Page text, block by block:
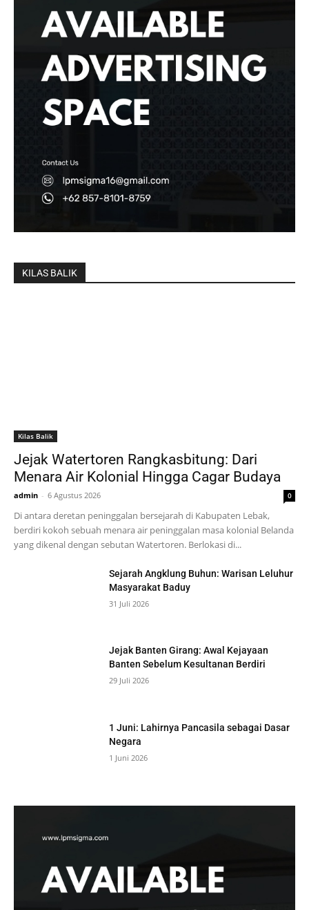
KILAS BALIK
Kilas Balik
Jejak Watertoren Rangkasbitung: Dari
Menara Air Kolonial Hingga Cagar Budaya
admin - 6 Agustus 2026 0
Di antara deretan peninggalan bersejarah di Kabupaten Lebak,
berdiri kokoh sebuah menara air peninggalan masa kolonial Belanda
yang dikenal dengan sebutan Watertoren. Berlokasi di...
Sejarah Angklung Buhun: Warisan Leluhur
Masyarakat Baduy
31 Juli 2026
Jejak Banten Girang: Awal Kejayaan
Banten Sebelum Kesultanan Berdiri
29 Juli 2026
1 Juni: Lahirnya Pancasila sebagai Dasar
Negara
1 Juni 2026